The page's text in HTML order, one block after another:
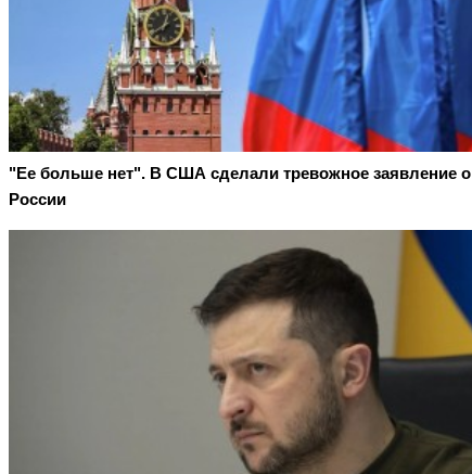
"Ее больше нет". В США сделали тревожное заявление о
России